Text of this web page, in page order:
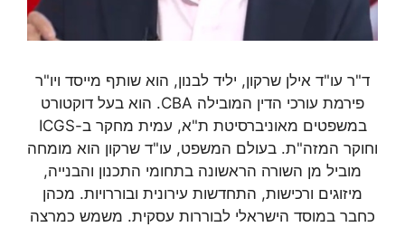
ד"ר עו"ד אילן שרקון, יליד לבנון, הוא שותף מייסד ויו"ר
פירמת עורכי הדין המובילה CBA. הוא בעל דוקטורט
במשפטים מאוניברסיטת ת"א, עמית מחקר ב-ICGS
וחוקר המזה"ת. בעולם המשפט, עו"ד שרקון הוא מומחה
מוביל מן השורה הראשונה בתחומי התכנון והבנייה,
מיזוגים ורכישות, התחדשות עירונית ובוררויות. מכהן
כחבר במוסד הישראלי לבוררות עסקית. משמש כמרצה